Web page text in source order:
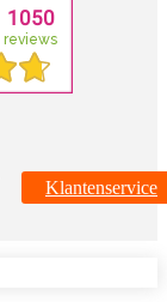
Klantenservice